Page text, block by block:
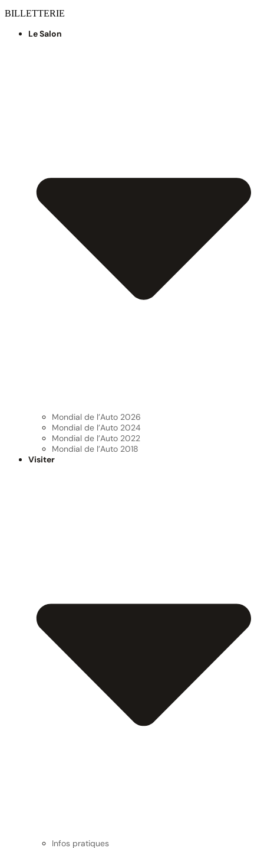
BILLETTERIE
Le Salon
Mondial de l’Auto 2026
Mondial de l’Auto 2024
Mondial de l’Auto 2022
Mondial de l’Auto 2018
Visiter
Infos pratiques